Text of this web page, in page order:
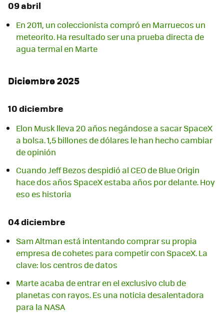
09 abril
En 2011, un coleccionista compró en Marruecos un
meteorito. Ha resultado ser una prueba directa de
agua termal en Marte
Diciembre 2025
10 diciembre
Elon Musk lleva 20 años negándose a sacar SpaceX
a bolsa. 1,5 billones de dólares le han hecho cambiar
de opinión
Cuando Jeff Bezos despidió al CEO de Blue Origin
hace dos años SpaceX estaba años por delante. Hoy
eso es historia
04 diciembre
Sam Altman está intentando comprar su propia
empresa de cohetes para competir con SpaceX. La
clave: los centros de datos
Marte acaba de entrar en el exclusivo club de
planetas con rayos. Es una noticia desalentadora
para la NASA